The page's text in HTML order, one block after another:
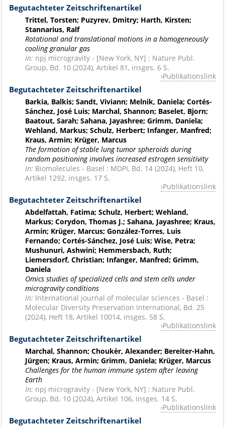
Begutachteter Zeitschriftenartikel
Trittel, Torsten; Puzyrev, Dmitry; Harth, Kirsten;
Stannarius, Ralf
Rotational and translational motions in a homogeneously
cooling granular gas
In: npj microgravity - [New York, NY] : Nature Publ.
Group, Bd. 10 (2024), Artikel 81, insges. 6 S.
Publikationslink
Begutachteter Zeitschriftenartikel
Barkia, Balkis; Sandt, Viviann; Melnik, Daniela; Cortés-
Sánchez, José Luis; Marchal, Shannon; Baselet, Bjorn;
Baatout, Sarah; Sahana, Jayashree; Grimm, Daniela;
Wehland, Markus; Schulz, Herbert; Infanger, Manfred;
Kraus, Armin; Krüger, Marcus
The formation of stable lung tumor spheroids during
random positioning involves increased estrogen sensitivity
In: Biomolecules - Basel : MDPI, Bd. 14 (2024), Heft 10,
Artikel 1292, insges. 17 S.
Publikationslink
Begutachteter Zeitschriftenartikel
Abdelfattah, Fatima; Schulz, Herbert; Wehland,
Markus; Corydon, Thomas J.; Sahana, Jayashree; Kraus,
Armin; Krüger, Marcus; González-Torres, Luis
Fernando; Cortés-Sánchez, José Luis; Wise, Petra;
Mushunuri, Ashwini; Hemmersbach, Ruth;
Liemersdorf, Christian; Infanger, Manfred; Grimm,
Daniela
Omics studies of specialized cells and stem cells under
microgravity conditions
In: International journal of molecular sciences - Basel :
Molecular Diversity Preservation International, Bd. 25
(2024), Heft 18, Artikel 10014, insges. 58 S.
Publikationslink
Begutachteter Zeitschriftenartikel
Marchal, Shannon; Choukèr, Alexander; Bereiter-Hahn,
Jürgen; Kraus, Armin; Grimm, Daniela; Krüger, Marcus
Challenges for the human immune system after leaving
Earth
In: npj microgravity - [New York, NY] : Nature Publ.
Group, Bd. 10 (2024), Artikel 106, insges. 14 S.
Publikationslink
Begutachteter Zeitschriftenartikel